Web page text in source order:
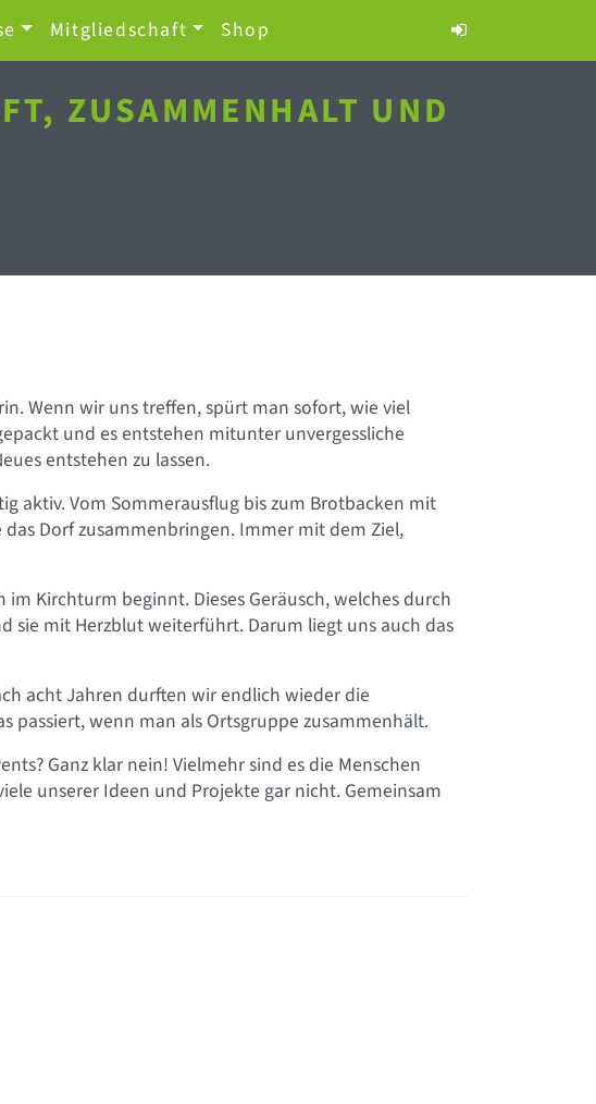
Mitgliedschaft Shop
ZUSAMMENHALT UND
Wenn wir uns treffen, spürt man sofort, wie viel
und es entstehen mitunter unvergessliche
entstehen zu lassen.
aktiv. Vom Sommerausflug bis zum Brotbacken mit
Dorf zusammenbringen. Immer mit dem Ziel,
Kirchturm beginnt. Dieses Geräusch, welches durch
sie mit Herzblut weiterführt. Darum liegt uns auch das
acht Jahren durften wir endlich wieder die
passiert, wenn man als Ortsgruppe zusammenhält.
Ganz klar nein! Vielmehr sind es die Menschen
unserer Ideen und Projekte gar nicht. Gemeinsam